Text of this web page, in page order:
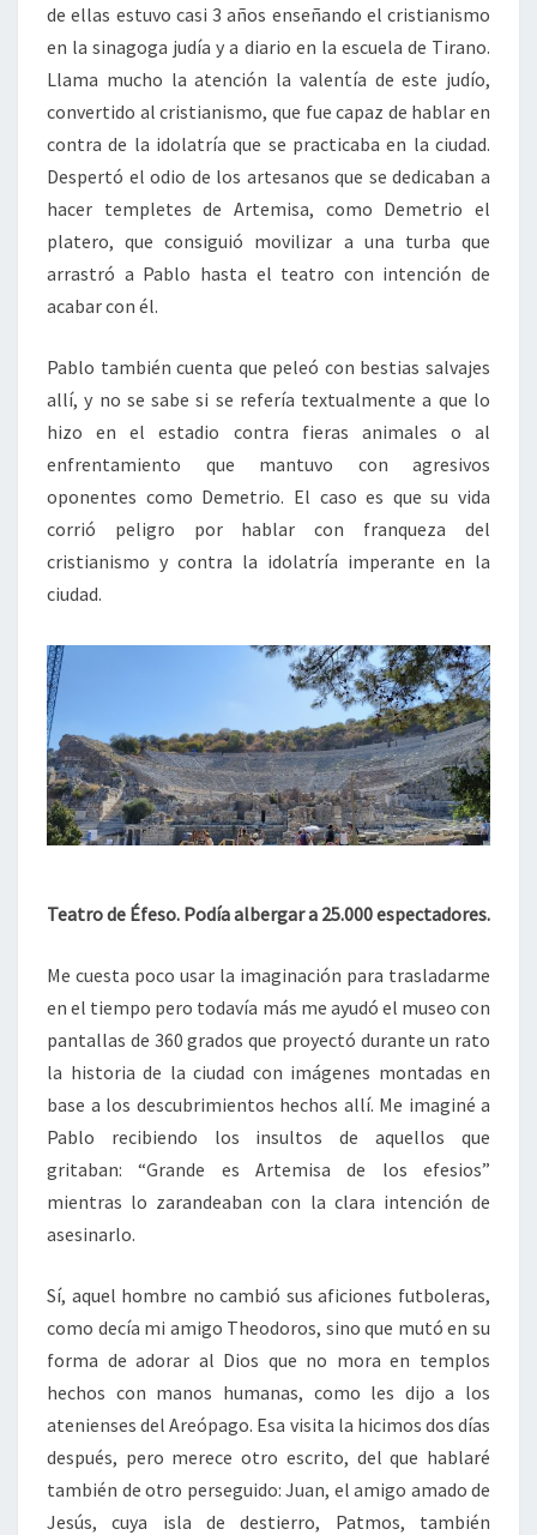
de ellas estuvo casi 3 años enseñando el cristianismo
en la sinagoga judía y a diario en la escuela de Tirano.
Llama mucho la atención la valentía de este judío,
convertido al cristianismo, que fue capaz de hablar en
contra de la idolatría que se practicaba en la ciudad.
Despertó el odio de los artesanos que se dedicaban a
hacer templetes de Artemisa, como Demetrio el
platero, que consiguió movilizar a una turba que
arrastró a Pablo hasta el teatro con intención de
acabar con él.
Pablo también cuenta que peleó con bestias salvajes
allí, y no se sabe si se refería textualmente a que lo
hizo en el estadio contra fieras animales o al
enfrentamiento que mantuvo con agresivos
oponentes como Demetrio. El caso es que su vida
corrió peligro por hablar con franqueza del
cristianismo y contra la idolatría imperante en la
ciudad.
Teatro de Éfeso. Podía albergar a 25.000 espectadores.
Me cuesta poco usar la imaginación para trasladarme
en el tiempo pero todavía más me ayudó el museo con
pantallas de 360 grados que proyectó durante un rato
la historia de la ciudad con imágenes montadas en
base a los descubrimientos hechos allí. Me imaginé a
Pablo recibiendo los insultos de aquellos que
gritaban: “Grande es Artemisa de los efesios”
mientras lo zarandeaban con la clara intención de
asesinarlo.
Sí, aquel hombre no cambió sus aficiones futboleras,
como decía mi amigo Theodoros, sino que mutó en su
forma de adorar al Dios que no mora en templos
hechos con manos humanas, como les dijo a los
atenienses del Areópago. Esa visita la hicimos dos días
después, pero merece otro escrito, del que hablaré
también de otro perseguido: Juan, el amigo amado de
Jesús, cuya isla de destierro, Patmos, también